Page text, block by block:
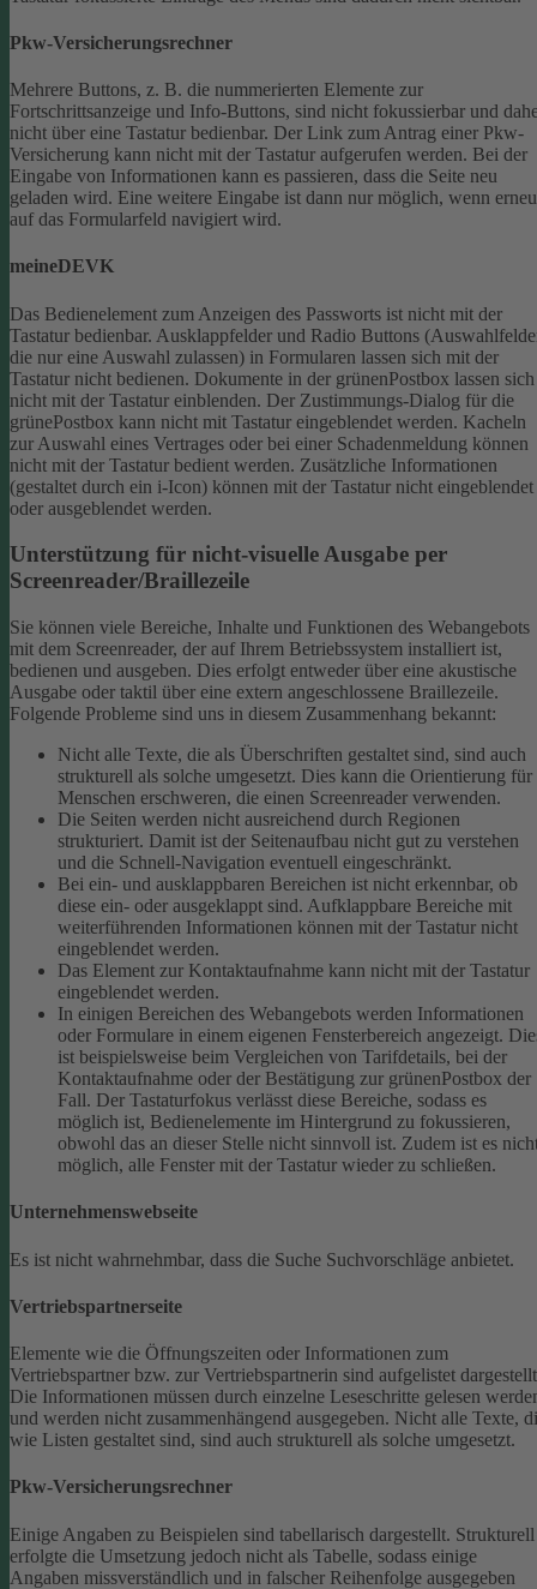
Pkw-Versicherungsrechner
Mehrere Buttons, z. B. die nummerierten Elemente zur
Fortschrittsanzeige und Info-Buttons, sind nicht fokussierbar und
nicht über eine Tastatur bedienbar. Der Link zum Antrag einer Pkw-
Versicherung kann nicht mit der Tastatur aufgerufen werden. Bei der
Eingabe von Informationen kann es passieren, dass die Seite neu
geladen wird. Eine weitere Eingabe ist dann nur möglich, wenn
auf das Formularfeld navigiert wird.
meineDEVK
Das Bedienelement zum Anzeigen des Passworts ist nicht mit der
Tastatur bedienbar. Ausklappfelder und Radio Buttons
die nur eine Auswahl zulassen) in Formularen lassen sich mit der
Tastatur nicht bedienen. Dokumente in der grünenPostbox lassen sich
nicht mit der Tastatur einblenden. Der Zustimmungs-Dialog für die
grünePostbox kann nicht mit Tastatur eingeblendet werden. Kacheln
zur Auswahl eines Vertrages oder bei einer Schadenmeldung können
nicht mit der Tastatur bedient werden. Zusätzliche Informationen
(gestaltet durch ein i-Icon) können mit der Tastatur nicht eingeblendet
oder ausgeblendet werden.
Unterstützung für nicht-visuelle Ausgabe per
Screenreader/Braillezeile
Sie können viele Bereiche, Inhalte und Funktionen des Webangebots
mit dem Screenreader, der auf Ihrem Betriebssystem installiert ist,
bedienen und ausgeben. Dies erfolgt entweder über eine akustische
Ausgabe oder taktil über eine extern angeschlossene Braillezeile.
Folgende Probleme sind uns in diesem Zusammenhang bekannt:
Nicht alle Texte, die als Überschriften gestaltet sind, sind auch
strukturell als solche umgesetzt. Dies kann die Orientierung für
Menschen erschweren, die einen Screenreader verwenden.
Die Seiten werden nicht ausreichend durch Regionen
strukturiert. Damit ist der Seitenaufbau nicht gut zu verstehen
und die Schnell-Navigation eventuell eingeschränkt.
Bei ein- und ausklappbaren Bereichen ist nicht erkennbar, ob
diese ein- oder ausgeklappt sind. Aufklappbare Bereiche mit
weiterführenden Informationen können mit der Tastatur nicht
eingeblendet werden.
Das Element zur Kontaktaufnahme kann nicht mit der Tastatur
eingeblendet werden.
In einigen Bereichen des Webangebots werden Informationen
oder Formulare in einem eigenen Fensterbereich angezeigt.
ist beispielsweise beim Vergleichen von Tarifdetails, bei der
Kontaktaufnahme oder der Bestätigung zur grünenPostbox der
Fall. Der Tastaturfokus verlässt diese Bereiche, sodass es
möglich ist, Bedienelemente im Hintergrund zu fokussieren,
obwohl das an dieser Stelle nicht sinnvoll ist. Zudem ist es
möglich, alle Fenster mit der Tastatur wieder zu schließen.
Unternehmenswebseite
Es ist nicht wahrnehmbar, dass die Suche Suchvorschläge anbietet.
Vertriebspartnerseite
Elemente wie die Öffnungszeiten oder Informationen zum
Vertriebspartner bzw. zur Vertriebspartnerin sind aufgelistet
Die Informationen müssen durch einzelne Leseschritte gelesen
und werden nicht zusammenhängend ausgegeben. Nicht alle Texte,
wie Listen gestaltet sind, sind auch strukturell als solche umgesetzt.
Pkw-Versicherungsrechner
Einige Angaben zu Beispielen sind tabellarisch dargestellt. Strukturell
erfolgte die Umsetzung jedoch nicht als Tabelle, sodass einige
Angaben missverständlich und in falscher Reihenfolge ausgegeben